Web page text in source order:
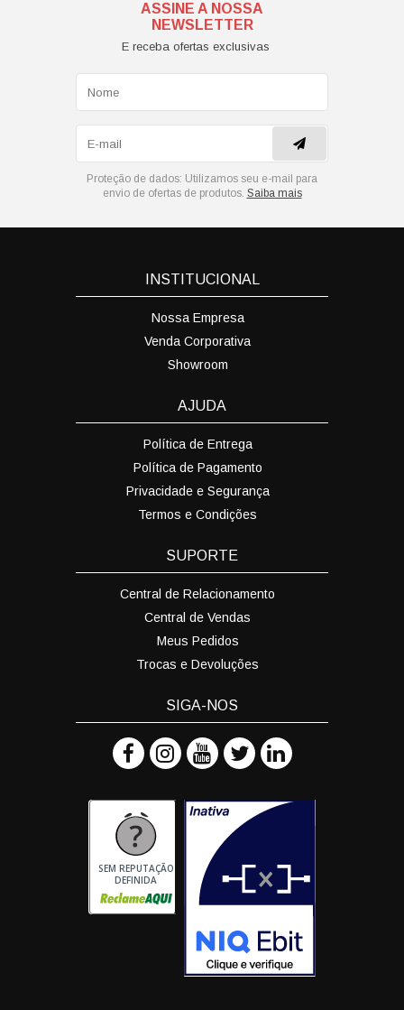
ASSINE A NOSSA
NEWSLETTER
E receba ofertas exclusivas
Proteção de dados: Utilizamos seu e-mail para
envio de ofertas de produtos. Saiba mais
INSTITUCIONAL
Nossa Empresa
Venda Corporativa
Showroom
AJUDA
Política de Entrega
Política de Pagamento
Privacidade e Segurança
Termos e Condições
SUPORTE
Central de Relacionamento
Central de Vendas
Meus Pedidos
Trocas e Devoluções
SIGA-NOS
SEM REPUTAÇÃO
DEFINIDA